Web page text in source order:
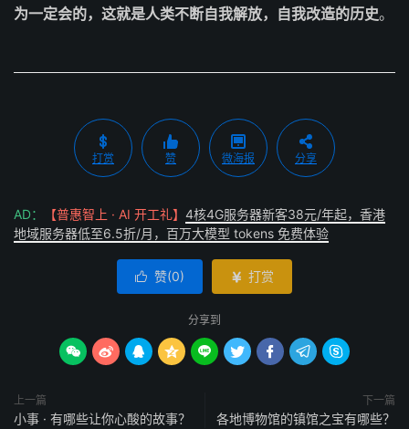
为一定会的，这就是人类不断自我解放，自我改造的历史。
打赏 赞 微海报 分享
AD： 【普惠智上 · AI 开工礼】 4核4G服务器新客38元/年起，香港
地域服务器低至6.5折/月，百万大模型 tokens 免费体验
 赞(0)  打赏
分享到
        
上一篇
小事 · 有哪些让你心酸的故事？
下一篇
各地博物馆的镇馆之宝有哪些？